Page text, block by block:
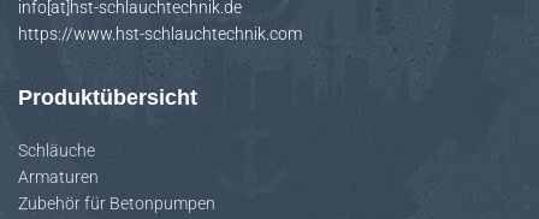
info[at]hst-schlauchtechnik.de
https://www.hst-schlauchtechnik.com
Produktübersicht
Schläuche
Armaturen
Zubehör für Betonpumpen